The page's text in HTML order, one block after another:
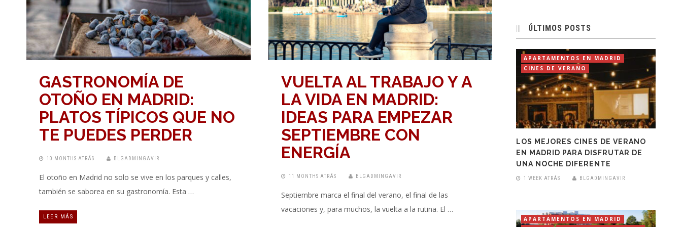
GASTRONOMÍA DE
OTOÑO EN MADRID:
PLATOS TÍPICOS QUE NO
TE PUEDES PERDER
10 MONTHS ATRÁS BLGADMINGAVIR
El otoño en Madrid no solo se vive en los parques y calles,
también se saborea en su gastronomía. Esta …
LEER MÁS
VUELTA AL TRABAJO Y A
LA VIDA EN MADRID:
IDEAS PARA EMPEZAR
SEPTIEMBRE CON
ENERGÍA
11 MONTHS ATRÁS BLGADMINGAVIR
Septiembre marca el final del verano, el final de las
vacaciones y, para muchos, la vuelta a la rutina. El …
ÚLTIMOS POSTS
APARTAMENTOS EN MADRID
CINES DE VERANO
LOS MEJORES CINES DE VERANO
EN MADRID PARA DISFRUTAR DE
UNA NOCHE DIFERENTE
1 WEEK ATRÁS BLGADMINGAVIR
APARTAMENTOS EN MADRID